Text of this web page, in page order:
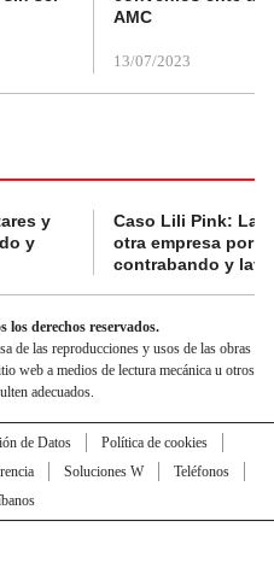
AMC
13/07/2023
y
y
Caso Lili Pink: La
otra empresa por
contrabando y
derechos reservados.
de las reproducciones y usos de las obras
web a medios de lectura mecánica u otros
adecuados.
de Datos
Política de cookies
Soluciones W
Teléfonos